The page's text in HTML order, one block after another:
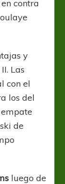
contra
y
Las
con el
los del
de
luego de